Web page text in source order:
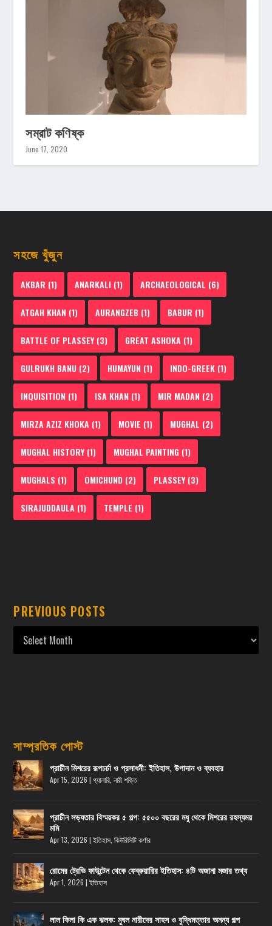
সম্রাট কণিষ্ক
June 17, 2020
সহজে খুঁজুন
AKBAR (1) ANARKALI (1) ARCHAEOLOGICAL (6)
ATGAH KHAN (1) AURANGZEB (1) BABUR (1)
BATTLE OF PLASSEY(3) GREAT ASHOKA (1)
GULRUKH BANU (2) HUMAYUN (1) INDO-GREEK (1)
INQUISITION (1) ISA KHAN (1) MIR MADAN (2)
MIRZA AZIZ KHOKA (1) MOVIE (1) MUGHAL (2)
MUGHAL HISTORY(1) MUGHAL PAINTING (1)
MUGHALS (1) OMICHUND (2) PLASSEY(3)
SIRAJUDDAULA (1) TEMPLE (1)
PREVIOUS POSTS
সাম্প্রতিক পোস্ট
প্রাচীন মিশরের রূপচর্চা ও প্রসাধনী: ইতিহাস, উপাদান ও ব্যবহার
Apr 15, 2026 |গ্যালারি ,নারী শক্তি
প্রাচীন সভ্যতার বিস্ময়কর ৫ গল্প: ৫৫০০ বছরের মধু থেকে মিশরের রহস্যময়
মমি
Apr 13, 2026 |ইতিহাস ,কিউরিসিটি কর্ণার
রোমের ট্রেভি ফাউন্টেন থেকে ফেব্রুয়ারির ইতিহাস: ৪টি অজানা মজার তথ্য
Apr 1, 2026 |ইতিহাস
লাল কিলা কি এক ঝলক: মুঘল নারীদের সাহস ও বুদ্ধিমত্তার অনন্য গল্প